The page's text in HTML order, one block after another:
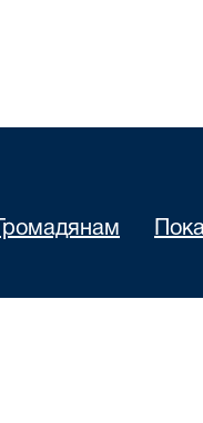
Громадянам